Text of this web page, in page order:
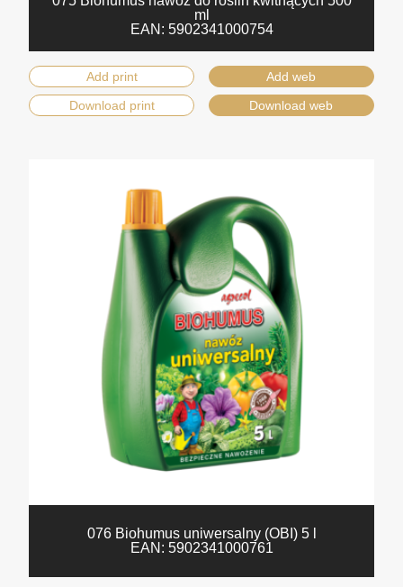
ml
EAN: 5902341000754
Add print
Add web
Download print
Download web
076 Biohumus uniwersalny (OBI) 5 l
EAN: 5902341000761